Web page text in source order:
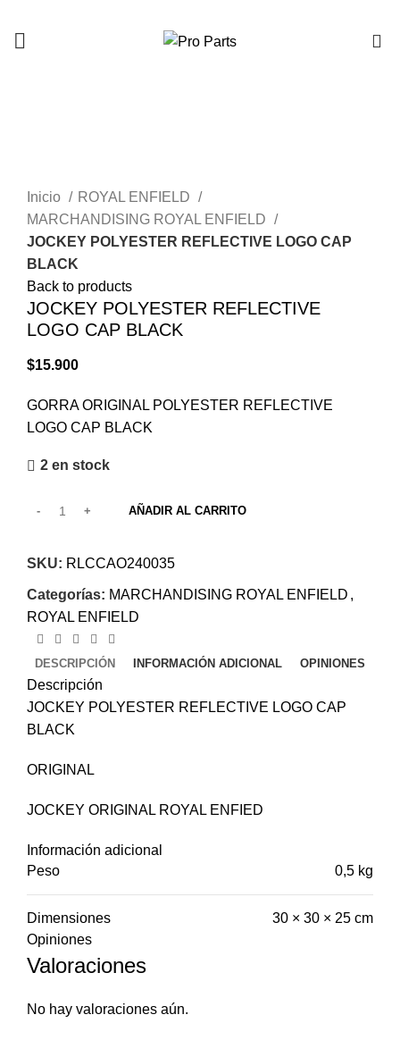
Inicio
ROYAL ENFIELD
MARCHANDISING ROYAL ENFIELD
JOCKEY POLYESTER REFLECTIVE LOGO CAP
BLACK
Back to products
JOCKEY POLYESTER REFLECTIVE
LOGO CAP BLACK
$15.900
GORRA ORIGINAL POLYESTER REFLECTIVE
LOGO CAP BLACK
2 en stock
AÑADIR AL CARRITO
SKU: RLCCAO240035
Categorías: MARCHANDISING ROYAL ENFIELD ,
ROYAL ENFIELD
DESCRIPCIÓN INFORMACIÓN ADICIONAL OPINIONES
Descripción
JOCKEY POLYESTER REFLECTIVE LOGO CAP
BLACK
ORIGINAL
JOCKEY ORIGINAL ROYAL ENFIED
Información adicional
Peso
0,5 kg
Dimensiones
30 × 30 × 25 cm
Opiniones
Valoraciones
No hay valoraciones aún.